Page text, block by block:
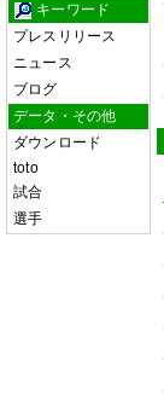
キーワード
プレスリリース
ニュース
ブログ
データ・その他
ダウンロード
toto
試合
選手